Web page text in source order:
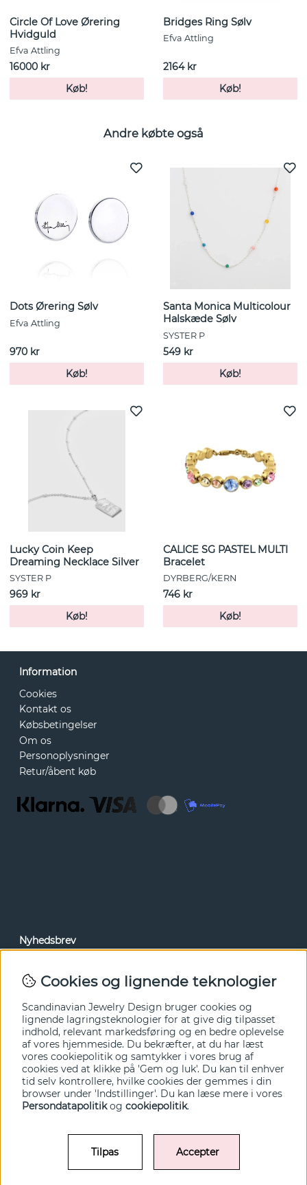
Circle Of Love Ørering
Hvidguld
Efva Attling
16000 kr
Køb!
Bridges Ring Sølv
Efva Attling
2164 kr
Køb!
Andre købte også
Dots Ørering Sølv
Efva Attling
970 kr
Køb!
Santa Monica Multicolour
Halskæde Sølv
SYSTER P
549 kr
Køb!
Lucky Coin Keep
Dreaming Necklace Silver
SYSTER P
969 kr
Køb!
CALICE SG PASTEL MULTI
Bracelet
DYRBERG/KERN
746 kr
Køb!
Information
Cookies
Kontakt os
Købsbetingelser
Om os
Personoplysninger
Retur/åbent køb
Nyhedsbrev
tilbud før alle andre. Tilmeld dig herunder.
Ja tak!
© SCANDINAVIAN JEWELRY DESIGN / SJD of Sweden AB 2022
Cookies og lignende teknologier
Scandinavian Jewelry Design bruger cookies og
lignende lagringsteknologier for at give dig tilpasset
indhold, relevant markedsføring og en bedre oplevelse
af vores hjemmeside. Du bekræfter, at du har læst
vores cookiepolitik og samtykker i vores brug af
cookies ved at klikke på 'Gem og luk'. Du kan til enhver
tid selv kontrollere, hvilke cookies der gemmes i din
browser under 'Indstillinger'. Du kan læse mere i vores
Persondatapolitikog cookiepolitik.
Tilpas Accepter